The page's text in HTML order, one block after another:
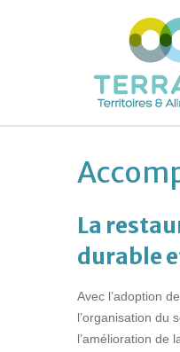
La
durable
Avec l’adoption
l’organisation du
l’amélioration de